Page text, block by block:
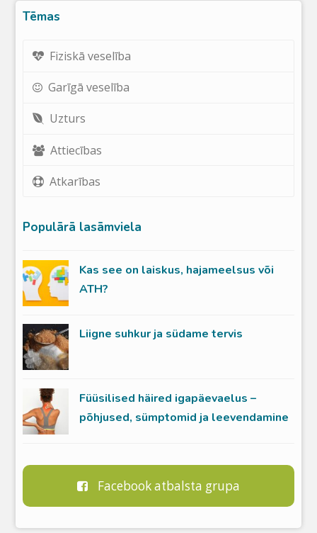
Tēmas
Fiziskā veselība
Garīgā veselība
Uzturs
Attiecības
Atkarības
Populārā lasāmviela
Kas see on laiskus, hajameelsus või
ATH?
Liigne suhkur ja südame tervis
Füüsilised häired igapäevaelus –
põhjused, sümptomid ja leevendamine
Facebook atbalsta grupa